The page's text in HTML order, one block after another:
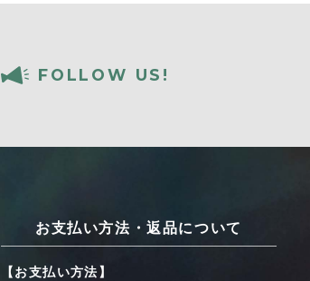
FOLLOW US!
お支払い方法・返品について
【お支払い方法】